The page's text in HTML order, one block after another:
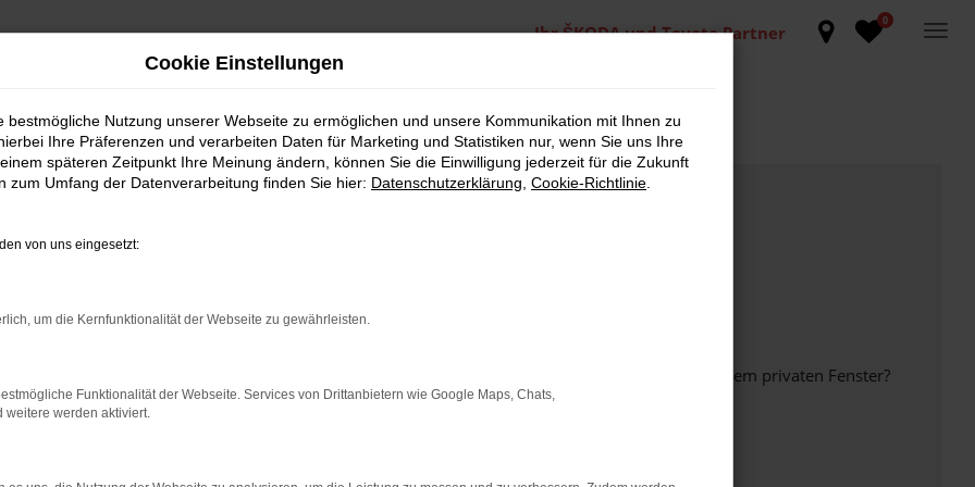
0
Ihr ŠKODA und Toyota Partner
bestimmter Seiten verhindern. Funktioniert die Seite in einem anderen Browser oder in einem privaten Fenster?
beheben.
auf dem neuesten Stand sind.
Cookie Einstellungen
bestmögliche Nutzung unserer Webseite zu ermöglichen und unsere Kommunikation mit Ihnen zu
Ihre Präferenzen und verarbeiten Daten für Marketing und Statistiken nur, wenn Sie uns Ihre
späteren Zeitpunkt Ihre Meinung ändern, können Sie die Einwilligung jederzeit für die Zukunft
zum Umfang der Datenverarbeitung finden Sie hier: Datenschutzerklärung Cookie-Richtlinie
von uns eingesetzt:
um die Kernfunktionalität der Webseite zu gewährleisten.
Funktionalität der Webseite. Services von Drittanbietern wie Google Maps, Chats,
weitere werden aktiviert.